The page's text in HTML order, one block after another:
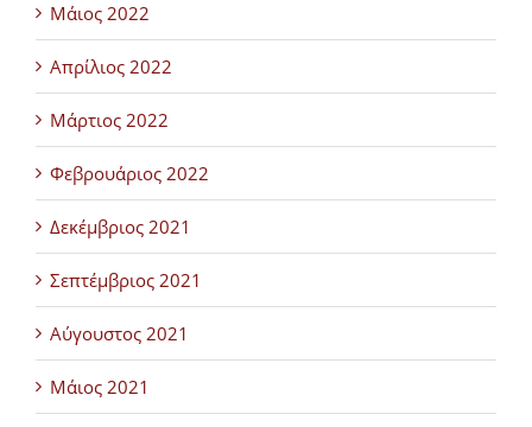
Μάιος 2022
Απρίλιος 2022
Μάρτιος 2022
Φεβρουάριος 2022
Δεκέμβριος 2021
Σεπτέμβριος 2021
Αύγουστος 2021
Μάιος 2021